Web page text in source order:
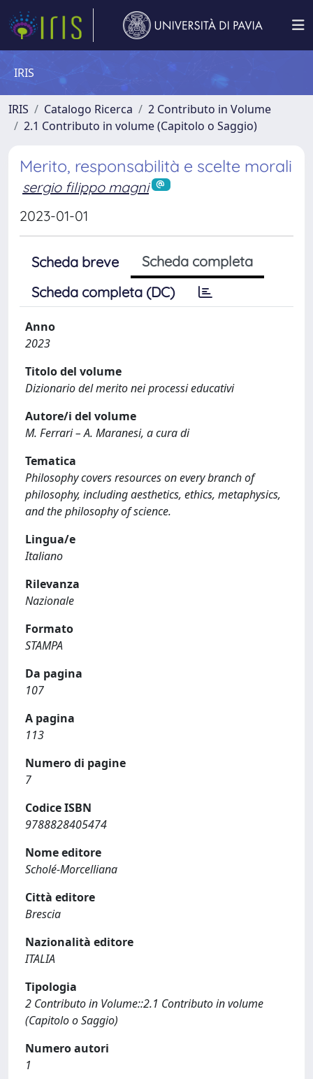
IRIS
IRIS Catalogo Ricerca
2 Contributo in Volume
2.1 Contributo in volume (Capitolo o Saggio)
Merito, responsabilità e scelte morali
sergio filippo magni
2023-01-01
Scheda breve
Scheda completa
Scheda completa (DC)
Anno
2023
Titolo del volume
Dizionario del merito nei processi educativi
Autore/i del volume
M. Ferrari – A. Maranesi, a cura di
Tematica
Philosophy covers resources on every branch of
philosophy, including aesthetics, ethics, metaphysics,
and the philosophy of science.
Lingua/e
Italiano
Rilevanza
Nazionale
Formato
STAMPA
Da pagina
107
A pagina
113
Numero di pagine
7
Codice ISBN
9788828405474
Nome editore
Scholé-Morcelliana
Città editore
Brescia
Nazionalità editore
ITALIA
Tipologia
2 Contributo in Volume::2.1 Contributo in volume
(Capitolo o Saggio)
Numero autori
1